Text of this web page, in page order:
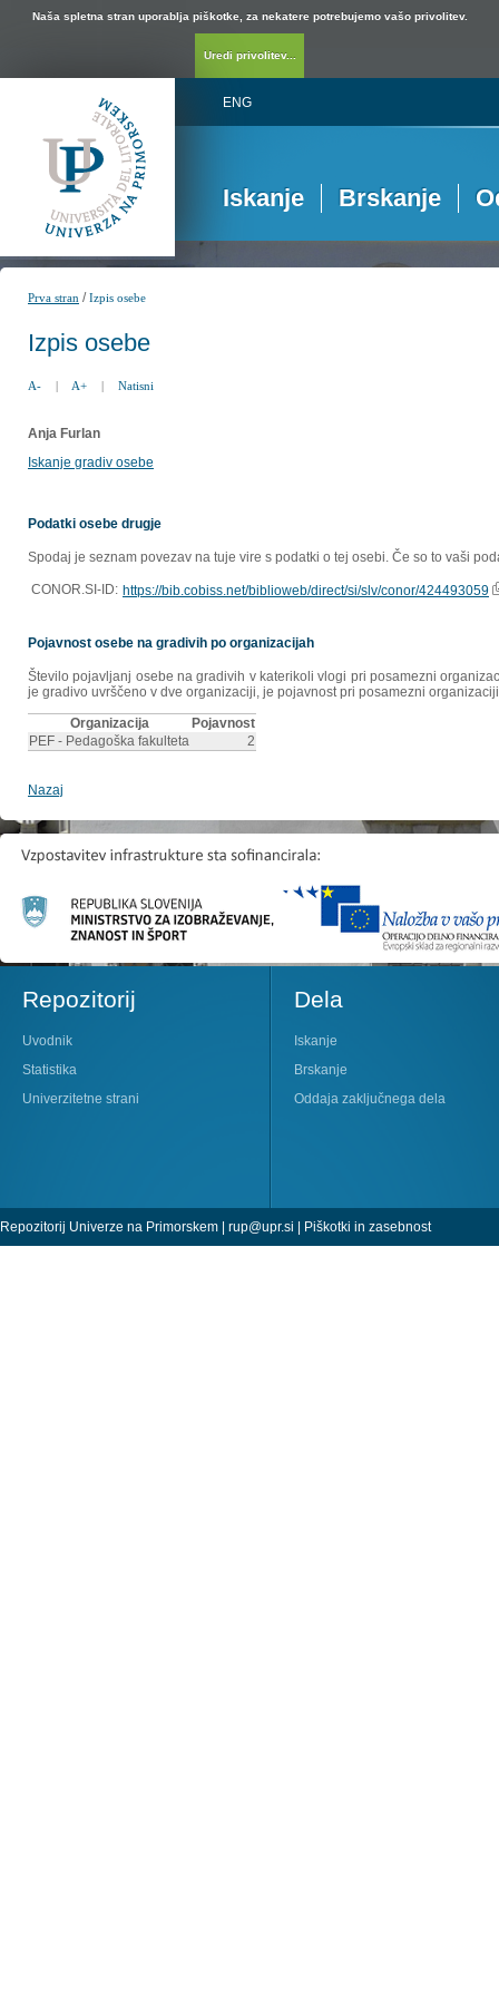
Naša spletna stran uporablja piškotke, za nekatere potrebujemo vašo privolitev.
Uredi privolitev...
ENG
Iskanje Brskanje
Prva stran /Izpis osebe
Izpis osebe
A- | A+ | Natisni
Anja Furlan
Iskanje gradiv osebe
Podatki osebe drugje
Spodaj je seznam povezav na tuje vire s podatki o tej osebi. Če so to vaši
CONOR.SI-ID: https://bib.cobiss.net/biblioweb/direct/si/slv/conor/424493059
Pojavnost osebe na gradivih po organizacijah
Število pojavljanj osebe na gradivih v katerikoli vlogi pri posamezni
je gradivo uvrščeno v dve organizaciji, je pojavnost pri posamezni
Organizacija
Pojavnost
PEF - Pedagoška fakulteta
2
Nazaj
Repozitorij
Uvodnik
Statistika
Univerzitetne strani
Dela
Iskanje
Brskanje
Oddaja zaključnega dela
Repozitorij Univerze na Primorskem | rup@upr.si Piškotki in zasebnost